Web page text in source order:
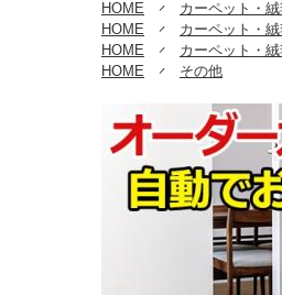
HOME
カーペット・
HOME
カーペット・
HOME
カーペット・
HOME
その他